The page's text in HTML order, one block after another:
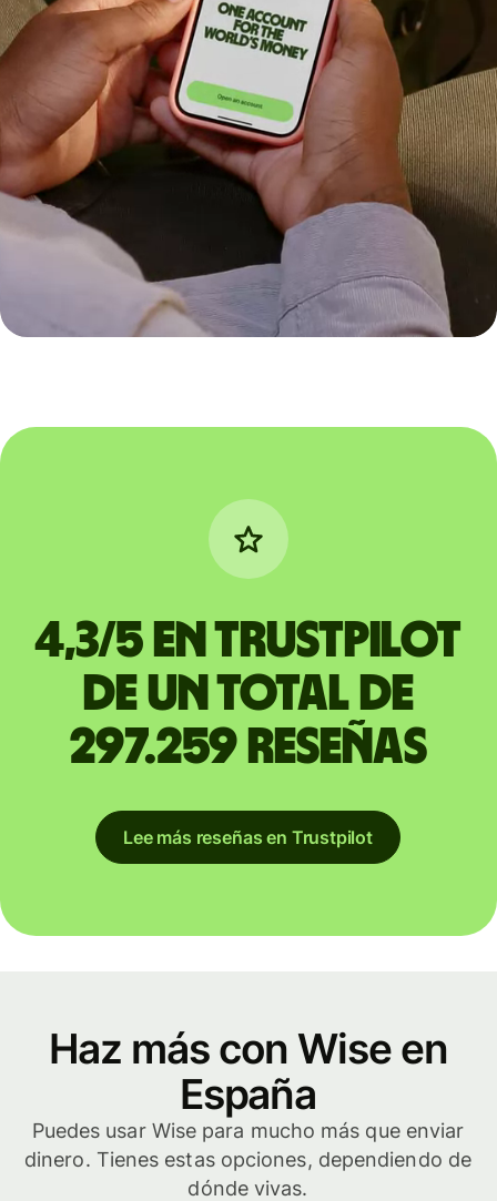
4,3/5 en Trustpilot
de un total de
297.259 reseñas
Lee más reseñas en Trustpilot
Haz más con Wise en
España
Puedes usar Wise para mucho más que enviar
dinero. Tienes estas opciones, dependiendo de
dónde vivas.